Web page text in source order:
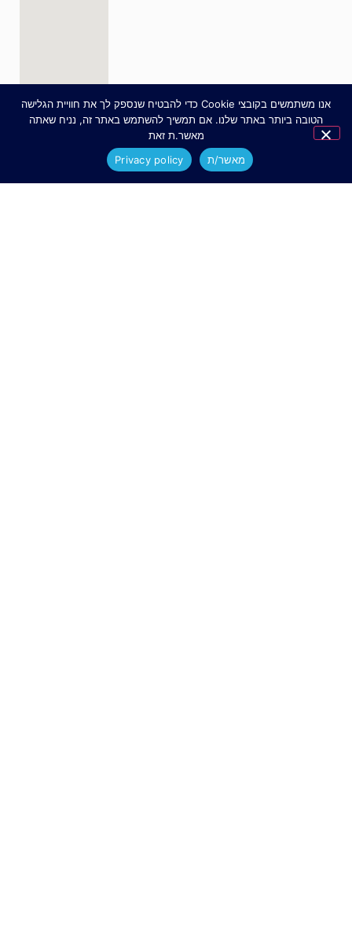
אנו משתמשים בקובצי Cookie כדי להבטיח שנספק לך את חוויית הגלישה
הטובה ביותר באתר שלנו. אם תמשיך להשתמש באתר זה, נניח שאתה
מאשר.ת זאת
מאשר/ת
Privacy policy